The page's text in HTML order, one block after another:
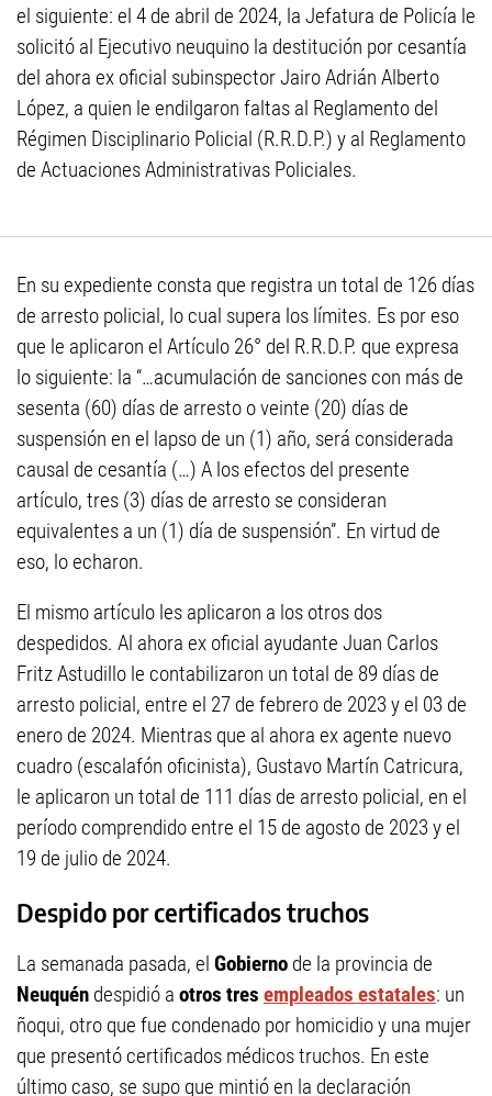
el siguiente: el 4 de abril de 2024, la Jefatura de Policía le
solicitó al Ejecutivo neuquino la destitución por cesantía
del ahora ex oficial subinspector Jairo Adrián Alberto
López, a quien le endilgaron faltas al Reglamento del
Régimen Disciplinario Policial (R.R.D.P.) y al Reglamento
de Actuaciones Administrativas Policiales.
En su expediente consta que registra un total de 126 días
de arresto policial, lo cual supera los límites. Es por eso
que le aplicaron el Artículo 26° del R.R.D.P. que expresa
lo siguiente: la “…acumulación de sanciones con más de
sesenta (60) días de arresto o veinte (20) días de
suspensión en el lapso de un (1) año, será considerada
causal de cesantía (…) A los efectos del presente
artículo, tres (3) días de arresto se consideran
equivalentes a un (1) día de suspensión”. En virtud de
eso, lo echaron.
El mismo artículo les aplicaron a los otros dos
despedidos. Al ahora ex oficial ayudante Juan Carlos
Fritz Astudillo le contabilizaron un total de 89 días de
arresto policial, entre el 27 de febrero de 2023 y el 03 de
enero de 2024. Mientras que al ahora ex agente nuevo
cuadro (escalafón oficinista), Gustavo Martín Catricura,
le aplicaron un total de 111 días de arresto policial, en el
período comprendido entre el 15 de agosto de 2023 y el
19 de julio de 2024.
Despido por certificados truchos
La semanada pasada, el Gobierno de la provincia de
Neuquén despidió a otros tres empleados estatales: un
ñoqui, otro que fue condenado por homicidio y una mujer
que presentó certificados médicos truchos. En este
último caso, se supo que mintió en la declaración